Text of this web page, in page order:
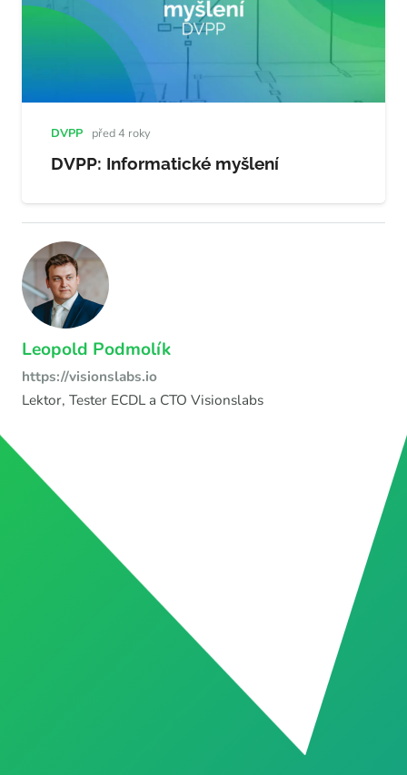
DVPP před 4 roky
DVPP: Informatické myšlení
Leopold Podmolík
https://visionslabs.io
Lektor, Tester ECDL a CTO Visionslabs